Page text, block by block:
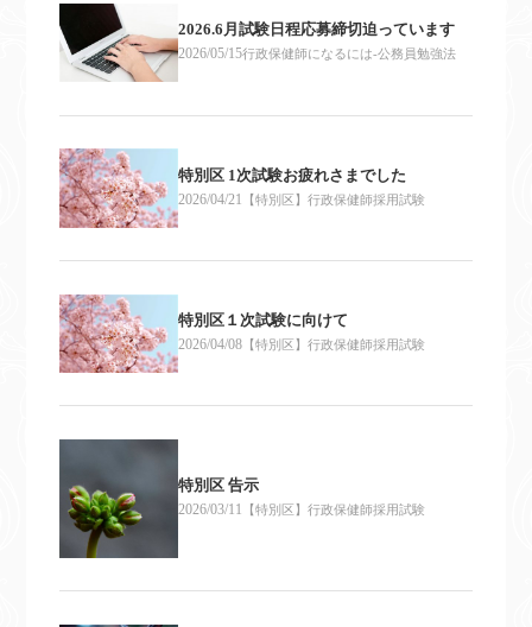
2026.6月試験日程応募締切迫っています
2026/05/15行政保健師になるには-公務員勉強法
特別区 1次試験お疲れさまでした
2026/04/21 【特別区】行政保健師採用試験
特別区１次試験に向けて
2026/04/08【特別区】行政保健師採用試験
特別区 告示
2026/03/11 【特別区】行政保健師採用試験